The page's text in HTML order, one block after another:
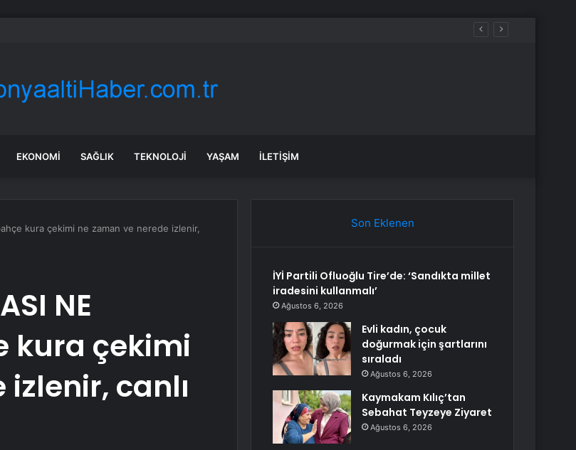
için şartlarını sıraladı
EKONOMI SAĞLIK TEKNOLOJI YAŞAM İLETIŞIM
kura çekimi ne zaman ve nerede izlenir,
NE
kura çekimi
canlı
Son Eklenen
İYİ Partili Ofluoğlu Tire’de: ‘Sandıkta millet
iradesini kullanmalı’
Ağustos 6, 2026
Evli kadın, çocuk
doğurmak için şartlarını
sıraladı
Ağustos 6, 2026
Kaymakam Kılıç’tan
Sebahat Teyzeye Ziyaret
Ağustos 6, 2026